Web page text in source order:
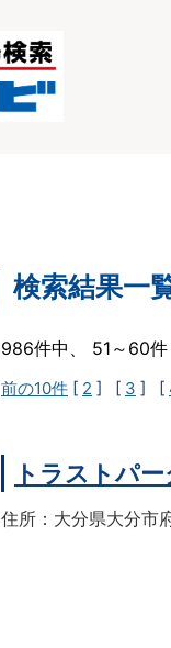
検索結果一
986件中、 51～60
前の10件 [ 2 ] [ 3 ] [
トラストパ
住所：大分県大分市